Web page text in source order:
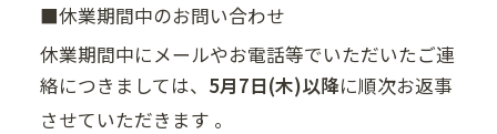
■休業期間中のお問い合わせ
休業期間中にメールやお電話等でいただいたご連
絡につきましては、 5月7日(木)以降に順次お返事
させていただきます 。